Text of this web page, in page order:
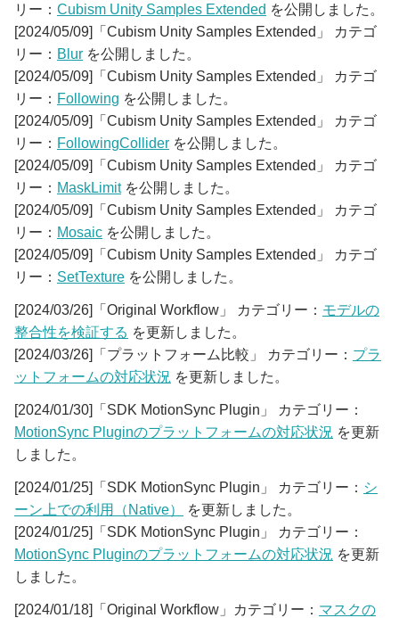
リー： Cubism Unity Samples Extended を公開しました。
[2024/05/09]「Cubism Unity Samples Extended」 カテゴ
リー： Blur を公開しました。
[2024/05/09]「Cubism Unity Samples Extended」 カテゴ
リー： Following を公開しました。
[2024/05/09]「Cubism Unity Samples Extended」 カテゴ
リー： FollowingCollider を公開しました。
[2024/05/09]「Cubism Unity Samples Extended」 カテゴ
リー： MaskLimitを公開しました。
[2024/05/09]「Cubism Unity Samples Extended」 カテゴ
リー： Mosaic を公開しました。
[2024/05/09]「Cubism Unity Samples Extended」 カテゴ
リー： SetTexture を公開しました。
[2024/03/26]「Original Workflow」 カテゴリー： モデルの
整合性を検証する を更新しました。
[2024/03/26]「プラットフォーム比較」 カテゴリー： プラ
ットフォームの対応状況 を更新しました。
[2024/01/30]「SDK MotionSync Plugin」 カテゴリー：
MotionSync Pluginのプラットフォームの対応状況 を更新
しました。
[2024/01/25]「SDK MotionSync Plugin」 カテゴリー： シ
ーン上での利用（Native）
を更新しました。
[2024/01/25]「SDK MotionSync Plugin」 カテゴリー：
MotionSync Pluginのプラットフォームの対応状況 を更新
しました。
[2024/01/18]「Original Workflow」カテゴリー： マスクの